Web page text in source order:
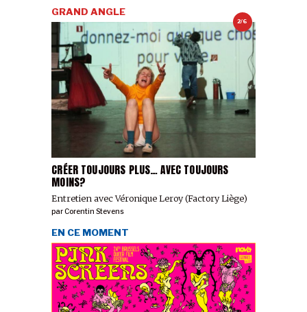
2/6
CRÉER TOUJOURS PLUS… AVEC TOUJOURS
MOINS?
Entretien avec Véronique Leroy (Factory Liège)
GRAND ANGLE
parCorentin Stevens
EN CE MOMENT